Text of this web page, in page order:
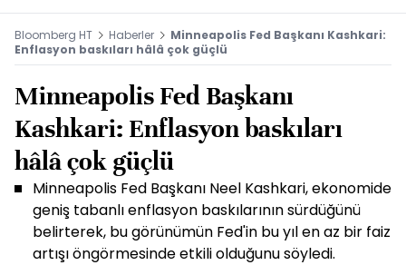
Bloomberg HT Haberler
Minneapolis Fed Başkanı Kashkari:
Enflasyon baskıları hâlâ çok güçlü
Minneapolis Fed Başkanı
Kashkari: Enflasyon baskıları
hâlâ çok güçlü
Minneapolis Fed Başkanı Neel Kashkari, ekonomide
geniş tabanlı enflasyon baskılarının sürdüğünü
belirterek, bu görünümün Fed'in bu yıl en az bir faiz
artışı öngörmesinde etkili olduğunu söyledi.